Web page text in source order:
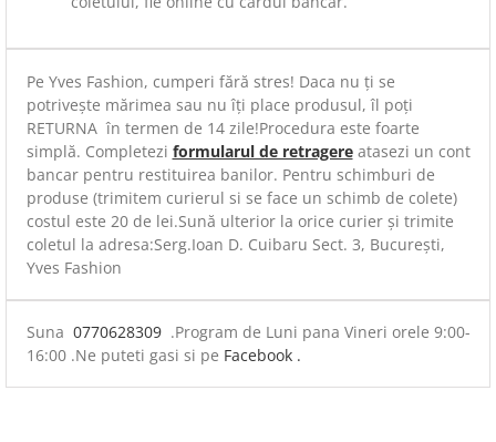
Pe Yves Fashion, cumperi fără stres! Daca nu ți se
potrivește mărimea sau nu îți place produsul, îl poți
RETURNA în termen de 14 zile!Procedura este foarte
simplă. Completezi formularul de retragereatasezi un cont
bancar pentru restituirea banilor. Pentru schimburi de
produse (trimitem curierul si se face un schimb de colete)
costul este 20 de lei.Sună ulterior la orice curier și trimite
coletul la adresa:Serg.Ioan D. Cuibaru Sect. 3, București,
Yves Fashion
Suna 0770628309.Program de Luni pana Vineri orele 9:00-
16:00 .Ne puteti gasi si pe Facebook .